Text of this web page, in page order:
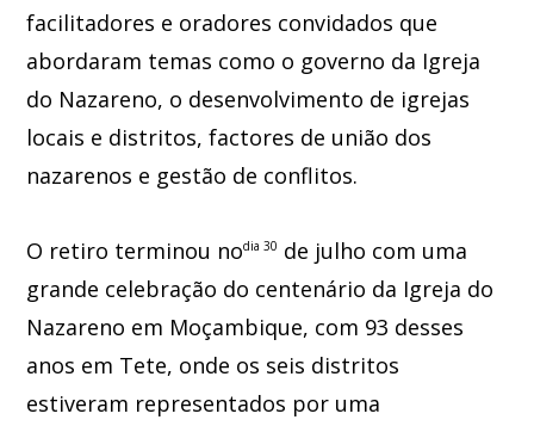
facilitadores e oradores convidados que
abordaram temas como o governo da Igreja
do Nazareno, o desenvolvimento de igrejas
locais e distritos, factores de união dos
nazarenos e gestão de conflitos.
O retiro terminou nodia 30 de julho com uma
grande celebração do centenário da Igreja do
Nazareno em Moçambique, com 93 desses
anos em Tete, onde os seis distritos
estiveram representados por uma